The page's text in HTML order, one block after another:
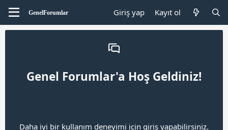
Giriş yap Kayıt ol
Genel Forumlar'a Hoş Geldiniz!
Daha iyi bir kullanım deneyimi için giriş yapabilirsiniz.